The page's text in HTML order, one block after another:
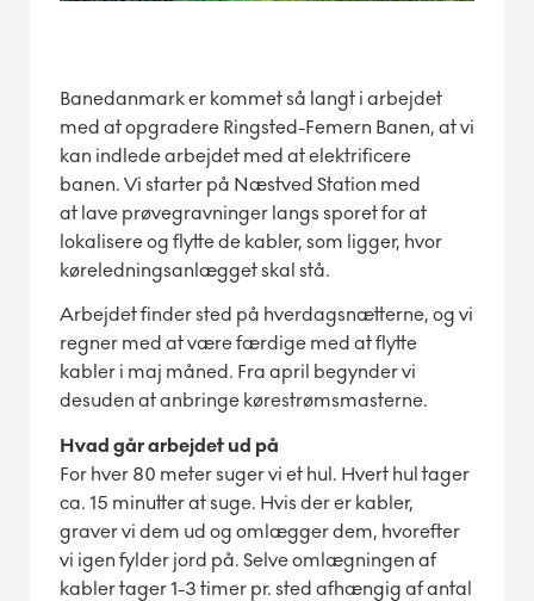
Banedanmark er kommet så langt i arbejdet
med at opgradere Ringsted-Femern Banen, at vi
kan indlede arbejdet med at elektrificere
banen. Vi starter på Næstved Station med
at lave prøvegravninger langs sporet for at
lokalisere og flytte de kabler, som ligger, hvor
køreledningsanlægget skal stå.
Arbejdet finder sted på hverdagsnætterne, og vi
regner med at være færdige med at flytte
kabler i maj måned. Fra april begynder vi
desuden at anbringe kørestrømsmasterne.
Hvad går arbejdet ud på
For hver 80 meter suger vi et hul. Hvert hul tager
ca. 15 minutter at suge. Hvis der er kabler,
graver vi dem ud og omlægger dem, hvorefter
vi igen fylder jord på. Selve omlægningen af
kabler tager 1-3 timer pr. sted afhængig af antal